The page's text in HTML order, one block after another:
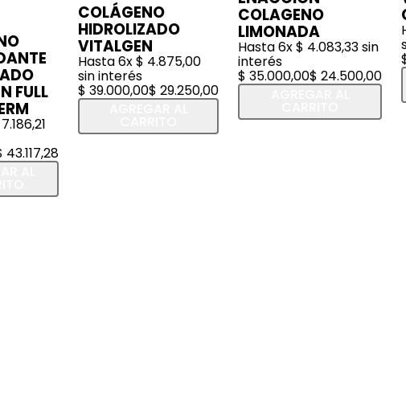
FULL
7.186,21
43.117,28
COLÁGENO
HIDROLIZADO
VITALGEN
Hasta6x$ 4.875,00
sin interés
$ 39.000,00$ 29.250,00
COLAGENO
LIMONADA
Hasta6x$ 4.083,33sin
interés
$ 35.000,00$ 24.500,00